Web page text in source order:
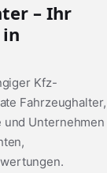
– Ihr
Kfz-
Fahrzeughalter,
und Unternehmen